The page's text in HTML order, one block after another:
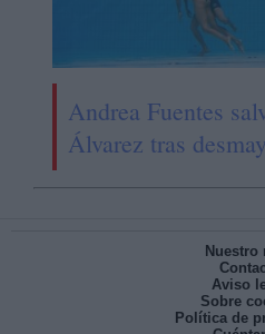
Andrea Fuentes
Álvarez tras
Nuestro
Aviso
Sobre
Política de